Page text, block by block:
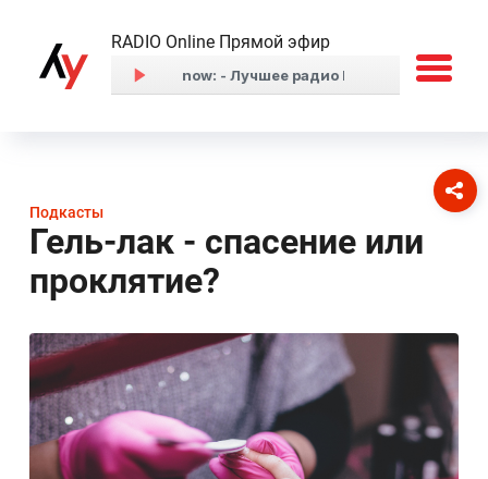
RADIO Online Прямой эфир
Подкасты
Гель-лак - спасение или
проклятие?